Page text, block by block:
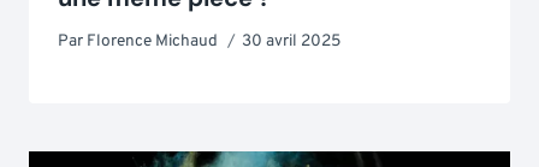
Par Florence Michaud 30 avril 2025